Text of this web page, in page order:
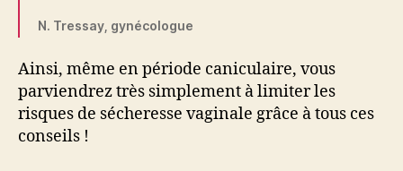
N. Tressay, gynécologue
Ainsi, même en période caniculaire, vous
parviendrez très simplement à limiter les
risques de sécheresse vaginale grâce à tous ces
conseils !